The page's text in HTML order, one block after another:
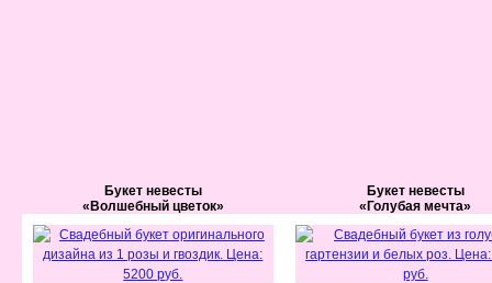
Букет невесты
«Волшебный цветок»
Букет невесты
«Голубая мечта»